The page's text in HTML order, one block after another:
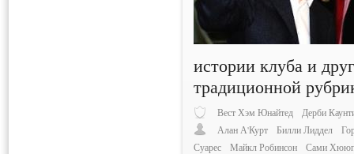
истории клуба и
традиционной
Вест Хэм Юнайтед
Дерби
Алан А'Курт
Билли Лиддел
Суарес
Майкл Робинсон Сами